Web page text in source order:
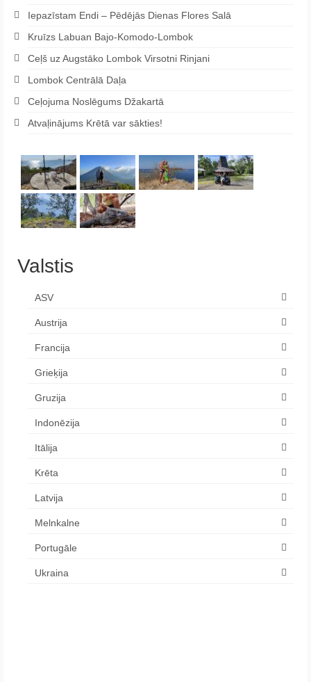
Iepazīstam Endi – Pēdējās Dienas Flores Salā
Kruīzs Labuan Bajo-Komodo-Lombok
Ceļš uz Augstāko Lombok Virsotni Rinjani
Lombok Centrālā Daļa
Ceļojuma Noslēgums Džakartā
Atvaļinājums Krētā var sākties!
Valstis
ASV
Austrija
Francija
Grieķija
Gruzija
Indonēzija
Itālija
Krēta
Latvija
Melnkalne
Portugāle
Ukraina